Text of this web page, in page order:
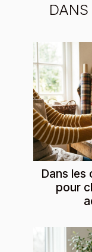
DANS
Dans les
pour